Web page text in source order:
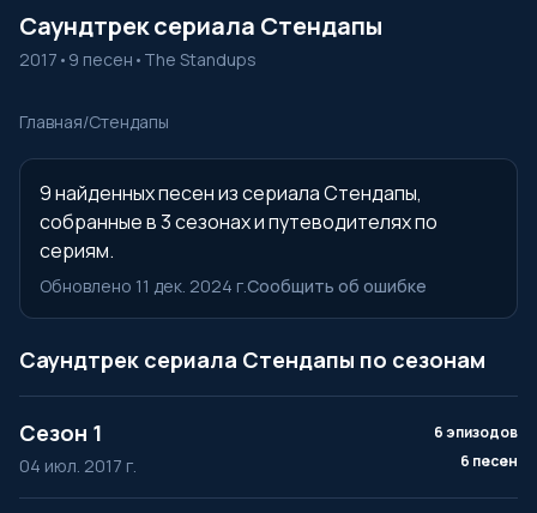
Саундтрек сериала Стендапы
2017 • 9 песен • The Standups
Главная/Стендапы
9 найденных песен из сериала Стендапы,
собранные в 3 сезонах и путеводителях по
сериям.
Обновлено 11 дек. 2024 г.Сообщить об ошибке
Саундтрек сериала Стендапы по сезонам
Сезон 1
04 июл. 2017 г.
6 эпизодов
6 песен